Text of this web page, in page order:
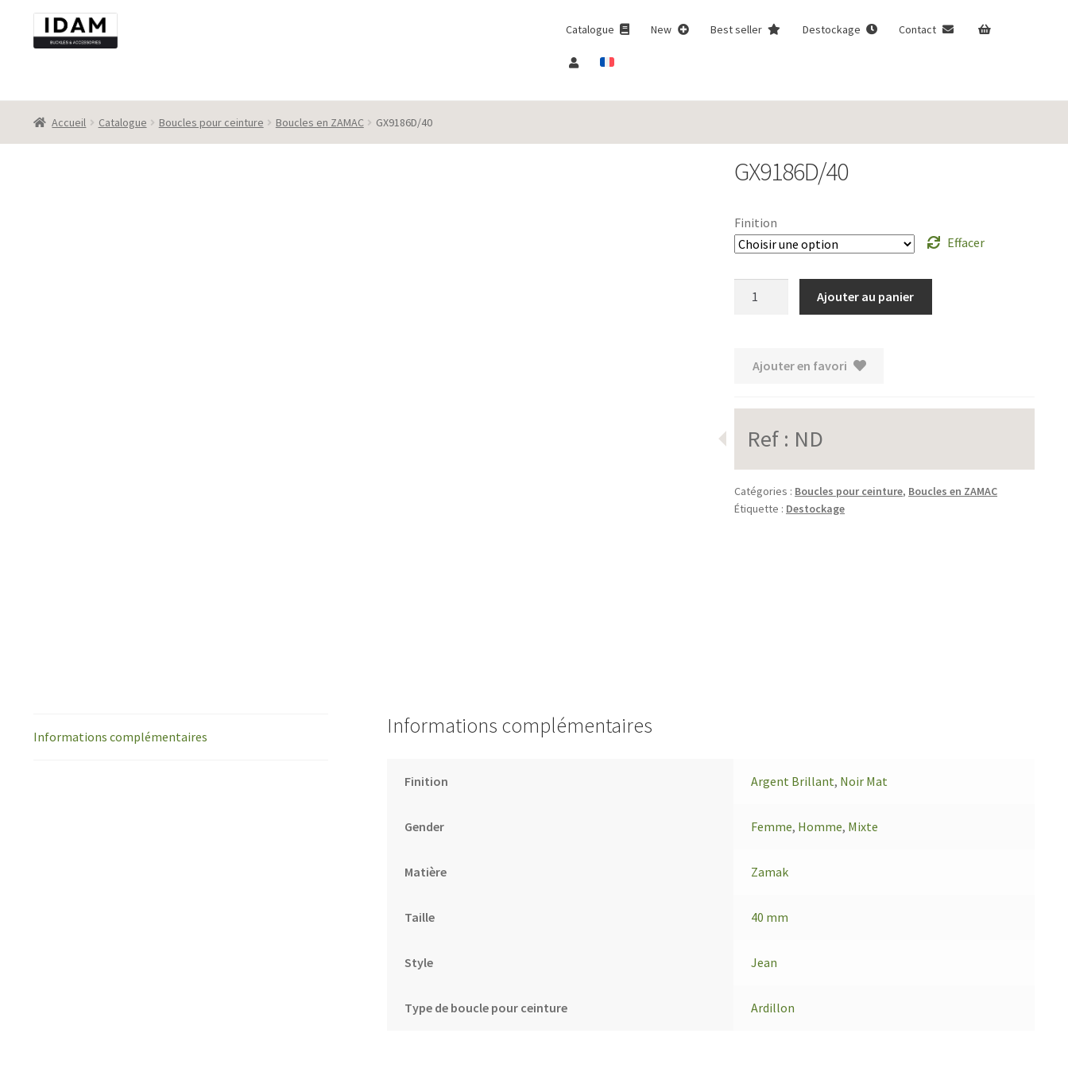
Aller
à
Aller
au
Catalogue New Best seller Destockage Contact
Accueil Catalogue Boucles pour ceinture Boucles en ZAMAC GX9186D/40
GX9186D/40
Finition
Effacer
Ajouter au panier
Ajouter en favori
Ref : ND
Catégories : Boucles pour ceinture, Boucles en ZAMAC
Étiquette : Destockage
Informations complémentaires Informations complémentaires
Finition Argent Brillant, Noir Mat
Gender Femme, Homme, Mixte
Matière Zamak
Taille 40 mm
Style Jean
Type de boucle pour ceinture Ardillon